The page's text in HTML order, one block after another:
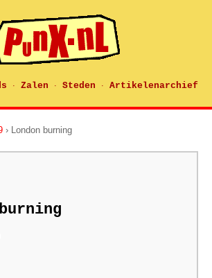
· Zalen · Steden · Artikelenarchief
› London burning